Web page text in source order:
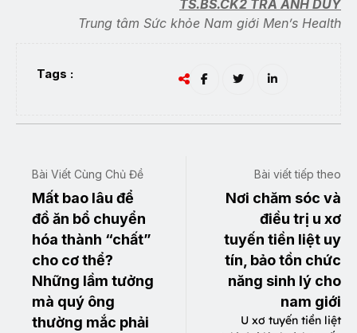
TS.BS.CK2 TRÀ ANH DUY
Trung tâm Sức khỏe Nam giới Men’s Health
Tags :
Bài Viết Cùng Chủ Đề
Mất bao lâu để
đồ ăn bổ chuyển
hóa thành “chất”
cho cơ thể?
Những lầm tưởng
mà quý ông
thường mắc phải
Bài viết tiếp theo
Nơi chăm sóc và
điều trị u xơ
tuyến tiền liệt uy
tín, bảo tồn chức
năng sinh lý cho
nam giới
U xơ tuyến tiền liệt